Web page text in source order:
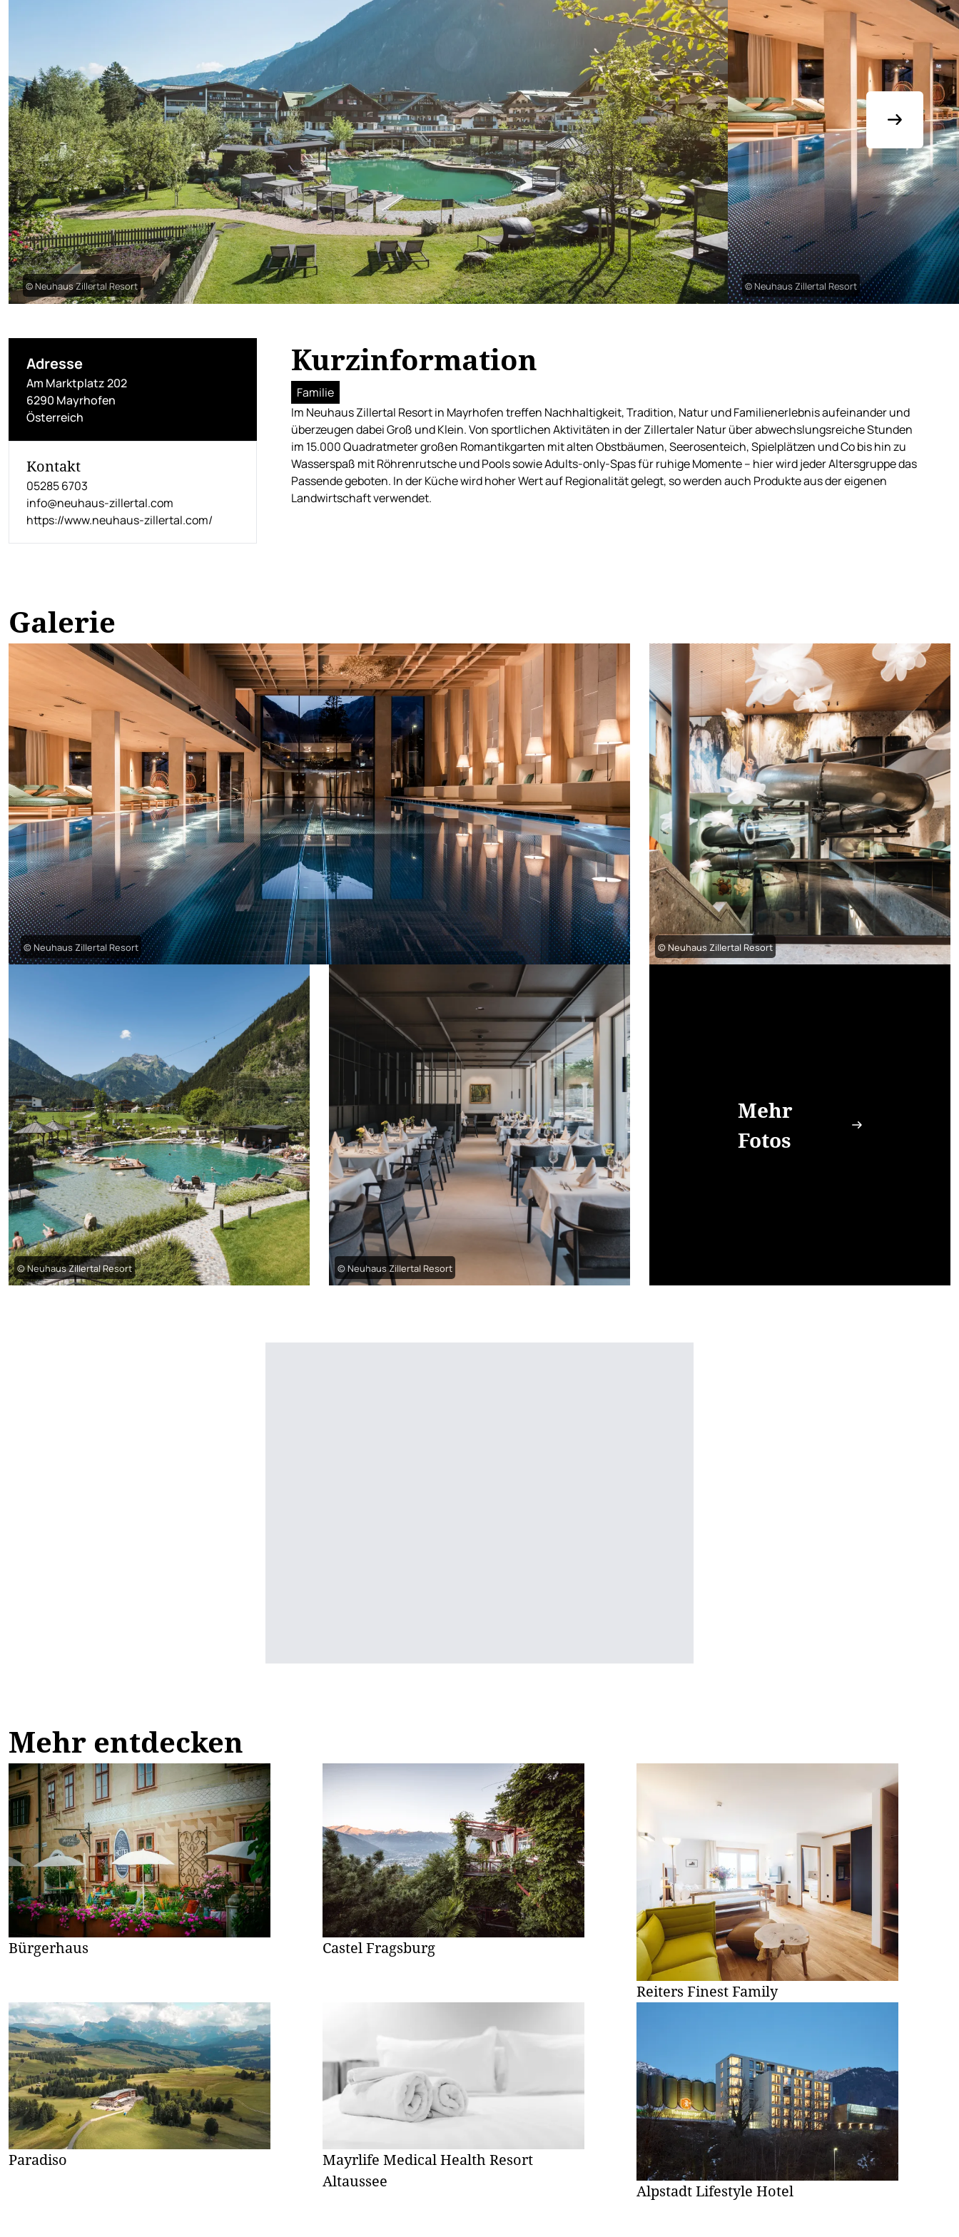
© Neuhaus Zillertal Resort © Neuhaus Zillertal Resort
Adresse
Am Marktplatz 202
6290 Mayrhofen
Österreich
Kontakt
05285 6703
info@neuhaus-zillertal.com
https://www.neuhaus-zillertal.com/
Kurzinformation
Familie
Im Neuhaus Zillertal Resort in Mayrhofen treffen Nachhaltigkeit, Tradition, Natur und Familienerlebnis aufeinander und
überzeugen dabei Groß und Klein. Von sportlichen Aktivitäten in der Zillertaler Natur über abwechslungsreiche Stunden
im 15.000 Quadratmeter großen Romantikgarten mit alten Obstbäumen, Seerosenteich, Spielplätzen und Co bis hin zu
Wasserspaß mit Röhrenrutsche und Pools sowie Adults-only-Spas für ruhige Momente – hier wird jeder Altersgruppe das
Passende geboten. In der Küche wird hoher Wert auf Regionalität gelegt, so werden auch Produkte aus der eigenen
Landwirtschaft verwendet.
Galerie
© Neuhaus Zillertal Resort © Neuhaus Zillertal Resort
© Neuhaus Zillertal Resort © Neuhaus Zillertal Resort
Mehr
Fotos
Mehr entdecken
Bürgerhaus Castel Fragsburg
Reiters Finest Family
Paradiso
Mayrlife Medical Health Resort
Altaussee
Alpstadt Lifestyle Hotel